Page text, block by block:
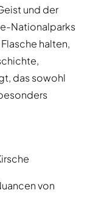
und der
Nationalparks
halten,
das sowohl
von